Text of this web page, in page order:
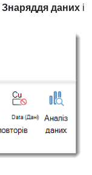
Знаряддя даних і